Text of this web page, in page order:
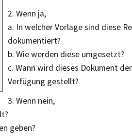
2. Wenn ja,
a. In welcher Vorlage sind diese
dokumentiert?
b. Wie werden diese umgesetzt?
c. Wann wird dieses Dokument
Verfügung gestellt?
3. Wenn nein,
geben?